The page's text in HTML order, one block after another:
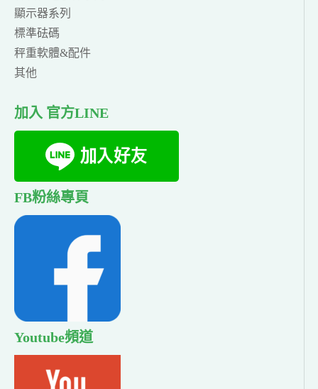
顯示器系列
標準砝碼
秤重軟體&配件
其他
加入 官方LINE
FB粉絲專頁
Youtube頻道